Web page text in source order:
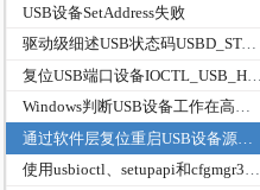
USB设备SetAddress失败
驱动级细述USB状态码USBD_STATUS_STALL_PID
Windows判断USB设备工作在高速、全速还是低速模式代码示例
使用usbioctl、setupapi和cfgmgr32与GUID头文件报错的问题处理